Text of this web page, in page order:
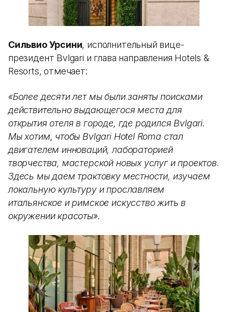
Сильвио Урсини, исполнительный вице-
президент Bvlgari и глава направления Hotels &
Resorts, отмечает:
«Более десяти лет мы были заняты поисками
действительно выдающегося места для
открытия отеля в городе, где родился Bvlgari.
Мы хотим, чтобы Bvlgari Hotel Roma стал
двигателем инноваций, лабораторией
творчества, мастерской новых услуг и проектов.
Здесь мы даем трактовку местности, изучаем
локальную культуру и прославляем
итальянское и римское искусство жить в
окружении красоты».